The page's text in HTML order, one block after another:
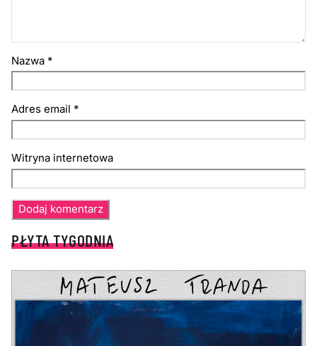
Nazwa *
Adres email *
Witryna internetowa
PŁYTA TYGODNIA